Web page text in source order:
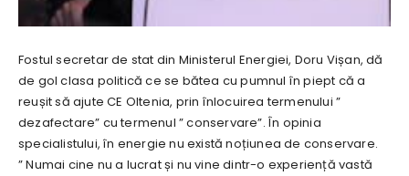
Fostul secretar de stat din Ministerul Energiei, Doru Vișan, dă
de gol clasa politică ce se bătea cu pumnul în piept că a
reușit să ajute CE Oltenia, prin înlocuirea termenului ”
dezafectare” cu termenul ” conservare”. În opinia
specialistului, în energie nu există noțiunea de conservare.
” Numai cine nu a lucrat și nu vine dintr-o experiență vastă